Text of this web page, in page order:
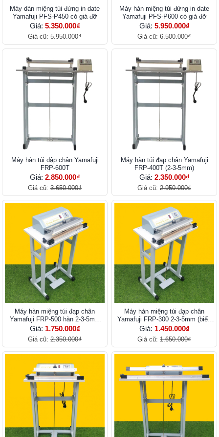
Máy dán miệng túi đứng in date
Yamafuji PFS-P450 có giá đỡ
Giá: 5.350.000₫
Giá cũ: 5.950.000₫
Máy hàn miệng túi đứng in date
Yamafuji PFS-P600 có giá đỡ
Giá: 5.950.000₫
Giá cũ: 6.500.000₫
Máy hàn túi dập chân Yamafuji
FRP-600T
Giá: 2.850.000₫
Giá cũ: 3.650.000₫
Máy hàn túi đạp chân Yamafuji
FRP-400T (2-3-5mm)
Giá: 2.350.000₫
Giá cũ: 2.950.000₫
Máy hàn miệng túi đạp chân
Yamafuji FRP-500 hàn 2-3-5mm
(biến áp lớn)
Giá: 1.750.000₫
Giá cũ: 2.350.000₫
Máy hàn miệng túi đạp chân
Yamafuji FRP-300 2-3-5mm (biến
áp lớn)
Giá: 1.450.000₫
Giá cũ: 1.650.000₫